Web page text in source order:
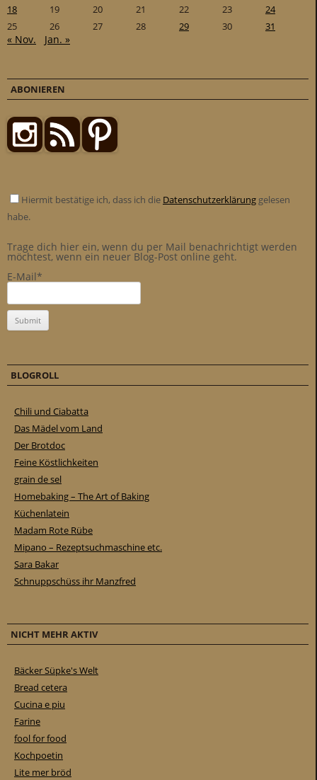
18
19 20 21 22 23
24
25
26 27 28 29 30 31
« Nov. Jan. »
ABONIEREN
Hiermit bestätige ich, dass ich die Datenschutzerklärung gelesen
habe.
Trage dich hier ein, wenn du per Mail benachrichtigt werden
möchtest, wenn ein neuer Blog-Post online geht.
E-Mail*
BLOGROLL
Chili und Ciabatta
Das Mädel vom Land
Der Brotdoc
Feine Köstlichkeiten
grain de sel
Homebaking – The Art of Baking
Küchenlatein
Madam Rote Rübe
Mipano – Rezeptsuchmaschine etc.
Sara Bakar
Schnuppschüss ihr Manzfred
NICHT MEHR AKTIV
Bäcker Süpke's Welt
Bread cetera
Cucina e piu
Farine
fool for food
Kochpoetin
Lite mer bröd